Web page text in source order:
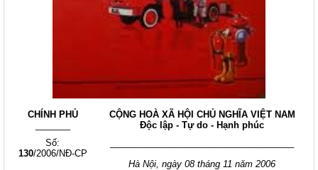
CHÍNH PHỦ
CỘNG HOÀ XÃ HỘI CHỦ NGHĨA VIỆT NAM
Độc lập - Tự do - Hạnh phúc
Số:
130/2006/NĐ-CP
Hà Nội, ngày 08 tháng 11 năm 2006